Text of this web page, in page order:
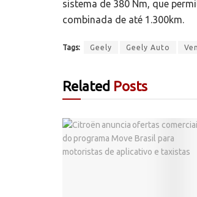
sistema de 380 Nm, que
combinada de até 1.300km.
Tags: Geely Geely Auto
Related Posts